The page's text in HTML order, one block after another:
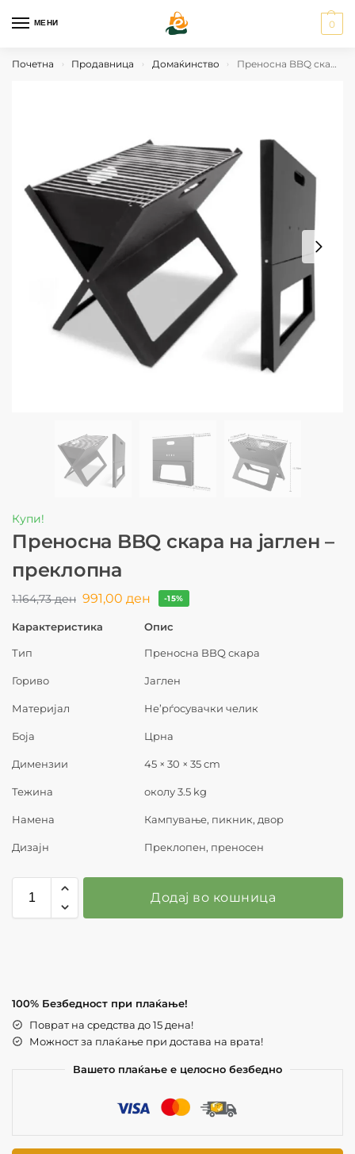
МЕНИ 0
Почетна › Продавница › Домаќинство › Преносна BBQ скара на јаглен – преклопна
Купи!
Преносна BBQ скара на јаглен –
преклопна
1.164,73ден 991,00 ден -15%
Карактеристика Опис
Тип Преносна BBQ скара
Гориво Јаглен
Материјал Не’рѓосувачки челик
Боја Црна
Димензии 45 × 30 × 35 cm
Тежина околу 3.5 kg
Намена Кампување, пикник, двор
Дизајн Преклопен, преносен
Додај во кошница
100% Безбедност при плаќање!
Поврат на средства до 15 дена!
Можност за плаќање при достава на врата!
Вашето плаќање е целосно безбедно